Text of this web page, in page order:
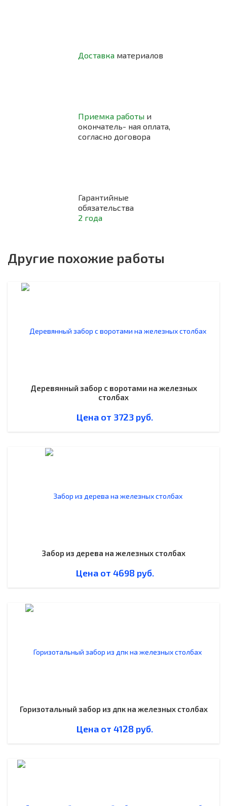
Доставка материалов
Приемка работы и
окончатель- ная оплата,
согласно договора
Гарантийные
обязательства
2 года
Другие похожие работы
Деревянный забор с воротами на железных
столбах
Цена от 3723 руб.
Забор из дерева на железных столбах
Цена от 4698 руб.
Горизотальный забор из дпк на железных столбах
Цена от 4128 руб.